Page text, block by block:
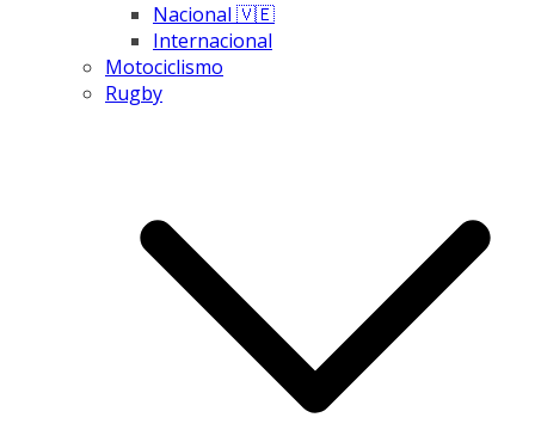
Nacional 🇻🇪
Internacional
Motociclismo
Rugby